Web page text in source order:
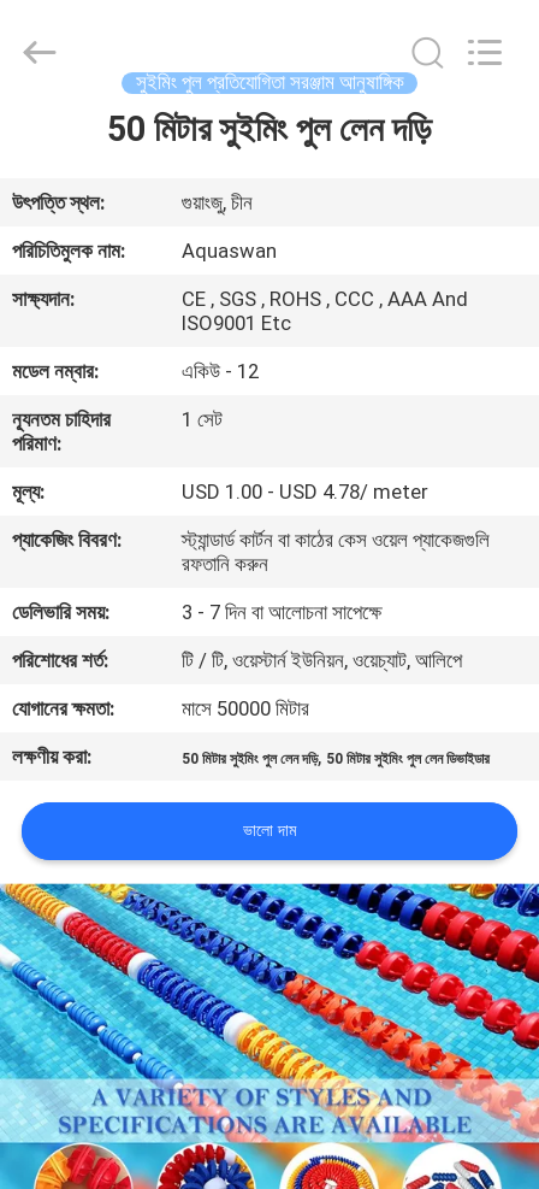
পণ্য
আমাদের
কারখানা
ভ্রমণ
মান
যোগাযোগ
উদ্ধৃতির
জন্য
আবেদন
NEWS
সাইট
ম্যাপ
PRIVACY
POLICY
co,.ltd.
সুইমিং পুল প্রতিযোগিতা সরঞ্জাম আনুষাঙ্গিক
50 মিটার সুইমিং পুল লেন দড়ি
উৎপত্তি স্থল:
গুয়াংজু, চীন
পরিচিতিমুলক নাম:
Aquaswan
সাক্ষ্যদান:
CE , SGS , ROHS , CCC , AAA And
ISO9001 Etc
মডেল নম্বার:
একিউ - 12
ন্যূনতম চাহিদার
পরিমাণ:
1 সেট
মূল্য:
USD 1.00 - USD 4.78/ meter
প্যাকেজিং বিবরণ:
স্ট্যান্ডার্ড কার্টন বা কাঠের কেস ওয়েল প্যাকেজগুলি
রফতানি করুন
ডেলিভারি সময়:
3 - 7 দিন বা আলোচনা সাপেক্ষে
পরিশোধের শর্ত:
টি / টি, ওয়েস্টার্ন ইউনিয়ন, ওয়েচ্যাট, আলিপে
যোগানের ক্ষমতা:
মাসে 50000 মিটার
লক্ষণীয় করা:
50 মিটার সুইমিং পুল লেন দড়ি, 50 মিটার সুইমিং পুল লেন ডিভাইডার
ভালো দাম